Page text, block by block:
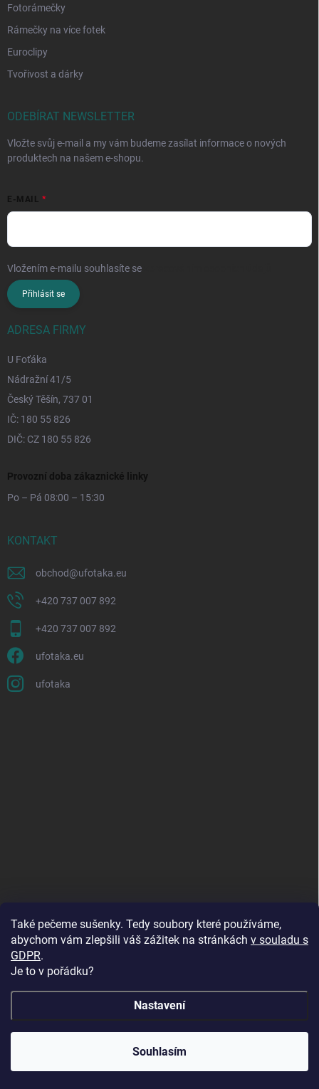
Také pečeme sušenky. Tedy soubory které používáme,
abychom vám zlepšili váš zážitek na stránkách v souladu s
GDPR.
Je to v pořádku?
Nastavení
Souhlasím
🔥 Vinylová alba ve slevě až -68 %! Dopřejte svým
Fotorámečky
Rámečky na více fotek
Euroclipy
Tvořivost a dárky
ODEBÍRAT NEWSLETTER
Vložte svůj e-mail a my vám budeme zasílat informace o nových
produktech na našem e-shopu.
E-MAIL
Vložením e-mailu souhlasíte se
Přihlásit se
ADRESA FIRMY
U Foťáka
Nádražní 41/5
Český Těšín, 737 01
IČ: 180 55 826
DIČ: CZ 180 55 826
Provozní doba zákaznické linky
Po – Pá 08:00 – 15:30
KONTAKT
obchod@ufotaka.eu
+420 737 007 892
+420 737 007 892
ufotaka.eu
ufotaka
U Foťáka . Všechna práva vyhrazena.